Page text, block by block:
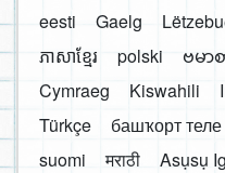
eesti
Gaelg
ភាសាខ្មែរ
polski ဗမာ
Cymraeg
Kiswahili
Türkçe
башҡорт теле
suomi
मराठी Asụsụ